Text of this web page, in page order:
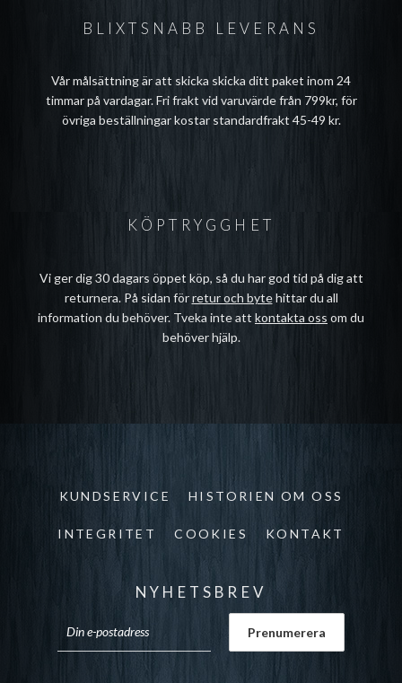
BLIXTSNABB LEVERANS
Vår målsättning är att skicka skicka ditt paket inom 24
timmar på vardagar. Fri frakt vid varuvärde från 799kr, för
övriga beställningar kostar standardfrakt 45-49 kr.
KÖPTRYGGHET
Vi ger dig 30 dagars öppet köp, så du har god tid på dig att
returnera. På sidan förretur och bytehittar du all
information du behöver. Tveka inte att kontakta oss om du
behöver hjälp.
KUNDSERVICE HISTORIEN OM OSS
INTEGRITET COOKIES KONTAKT
NYHETSBREV